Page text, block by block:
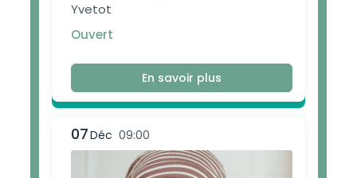
Yvetot
Ouvert
En savoir plus
07Déc 09:00